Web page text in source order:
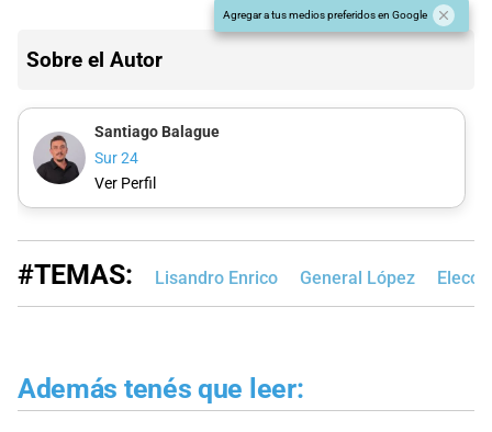
Agregar a tus medios preferidos en Google
Sobre el Autor
Santiago Balague
Sur 24
Ver Perfil
#TEMAS: Lisandro Enrico General López
Además tenés que leer: